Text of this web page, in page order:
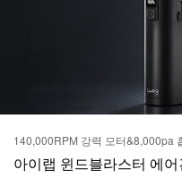
140,000RPM 강력 모터&8,000pa
아이랩 윈드블라스터 에